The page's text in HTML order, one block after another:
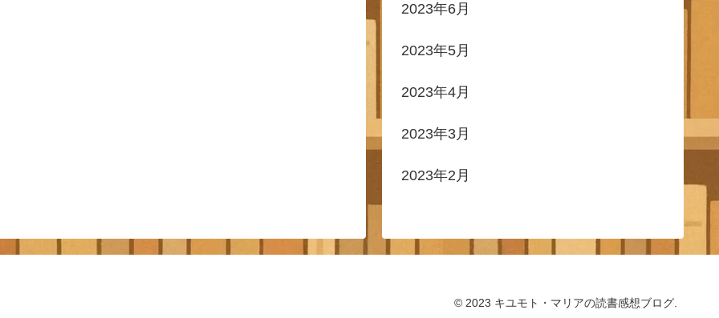
2023年6月
2023年5月
2023年4月
2023年3月
2023年2月
© 2023 キユモト・マリアの読書感想ブログ.